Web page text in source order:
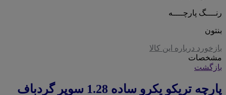
رنــــگ پارچــــه
بنتون
بازخورد درباره این کالا
مشخصات
بازگشت
پارچه تریکو یکرو ساده 1.28 سوپر گردباف